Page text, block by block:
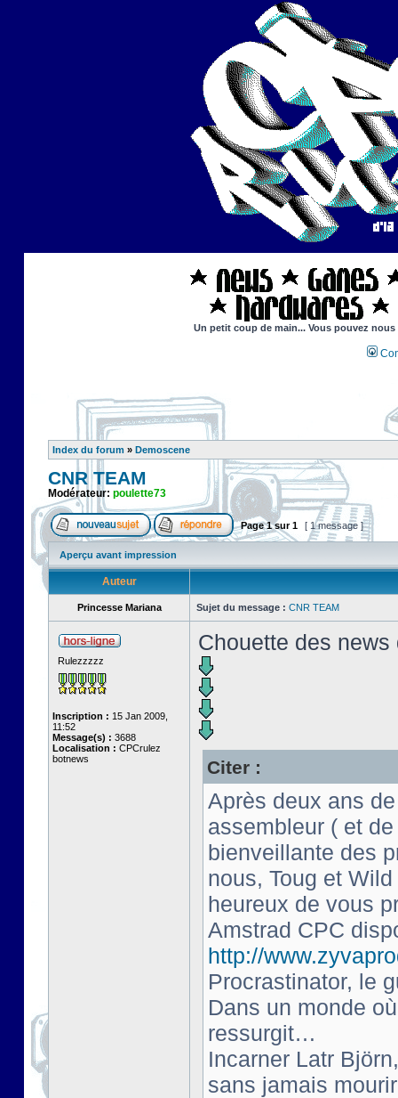
Un petit coup de main... Vous pouvez
Index du forum » Demoscene
CNR TEAM
Modérateur: poulette73
Page1sur1 [ 1 message ]
Aperçu avant impression
Auteur
Princesse Mariana Sujet du message : CNR TEAM
Rulezzzzz
Inscription : 15 Jan 2009,
11:52
Message(s) : 3688
Localisation : CPCrulez
botnews
Chouette des
Citer :
Après deux ans
assembleur ( et
bienveillante des
nous, Toug et
heureux de vous
Amstrad CPC
http://
Procrastinator, le
Dans un monde
ressurgit…
Incarner Latr
sans jamais